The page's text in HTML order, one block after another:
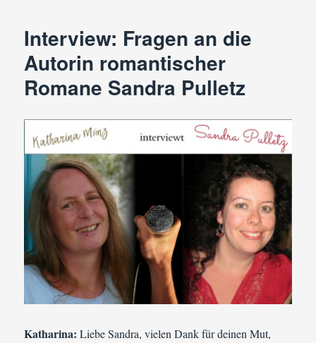
Interview: Fragen an die
Autorin romantischer
Romane Sandra Pulletz
Katharina:Liebe Sandra, vielen Dank für deinen Mut,